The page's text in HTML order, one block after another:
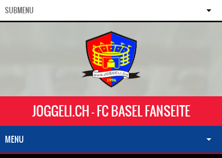
SUBMENU
JOGGELI.CH - FC BASEL FANSEITE
MENU